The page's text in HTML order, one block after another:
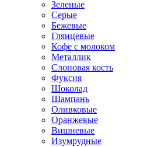
Зеленые
Серые
Бежевые
Глянцевые
Кофе с молоком
Металлик
Слоновая кость
Фуксия
Шоколад
Шампань
Оливковые
Оранжевые
Вишневые
Изумрудные